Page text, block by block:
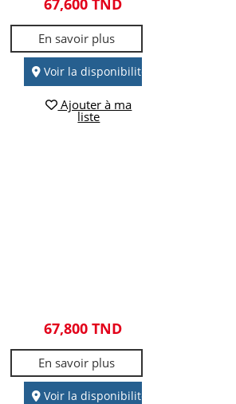
67,600 TND
En savoir plus
Voir la disponibilité
Ajouter à ma
liste
67,800 TND
En savoir plus
Voir la disponibilité